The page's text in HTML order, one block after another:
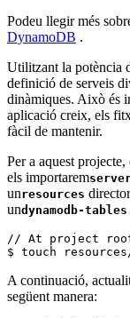
Podeu llegir més
DynamoDB .
Utilitzant la potència
definició de serveis
dinàmiques. Això és
aplicació creix, els
fàcil de mantenir.
Per a aquest
els importarem
unresources
undynamodb-
// At project
$ touch
A continuació,
següent manera: